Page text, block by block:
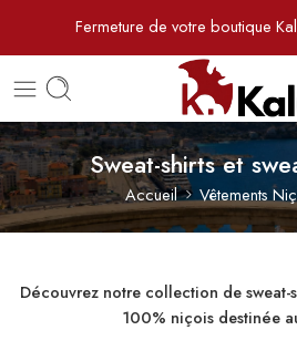
Fermeture de votre boutique
Sweat-shirts et
Accueil Vêtements
Découvrez notre collection de sweat-
100% niçois destinée